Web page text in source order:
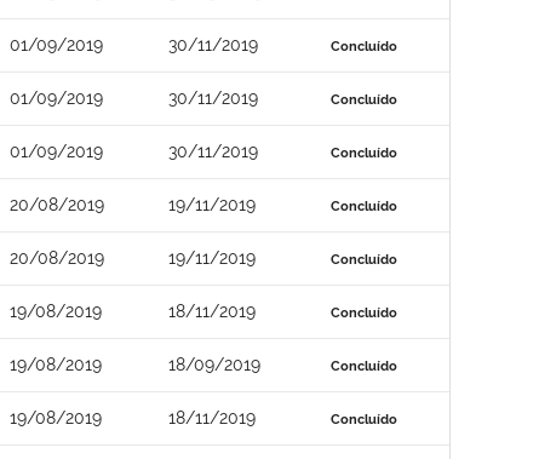
01/09/2019 30/11/2019 Concluído
01/09/2019 30/11/2019 Concluído
01/09/2019 30/11/2019 Concluído
20/08/2019 19/11/2019 Concluído
20/08/2019 19/11/2019 Concluído
19/08/2019 18/11/2019 Concluído
19/08/2019 18/09/2019 Concluído
19/08/2019 18/11/2019 Concluído